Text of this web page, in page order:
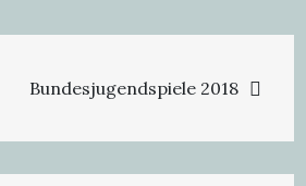
Bundesjugendspiele 2018